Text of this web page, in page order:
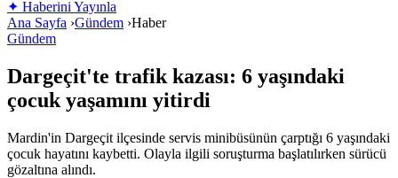
✦ Haberini Yayınla
Ana Sayfa ›Gündem ›Haber
Gündem
Dargeçit'te trafik kazası: 6 yaşındaki
çocuk yaşamını yitirdi
Mardin'in Dargeçit ilçesinde servis minibüsünün çarptığı 6 yaşındaki
çocuk hayatını kaybetti. Olayla ilgili soruşturma başlatılırken sürücü
gözaltına alındı.